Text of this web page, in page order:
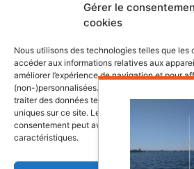
Gérer le
cookies
Nous utilisons des technologies telles que les
accéder aux informations relatives aux
améliorer l’expérience de navigation et pour
(non-)personnalisées. Consentir à ces
traiter des données telles que le
uniques sur ce site. Le fait de ne pas consentir
consentement peut avoir un effet négatif sur
caractéristiques.
Ce site utilise Akismet pour
indésirables.En savoir plus
données de vos commentaires